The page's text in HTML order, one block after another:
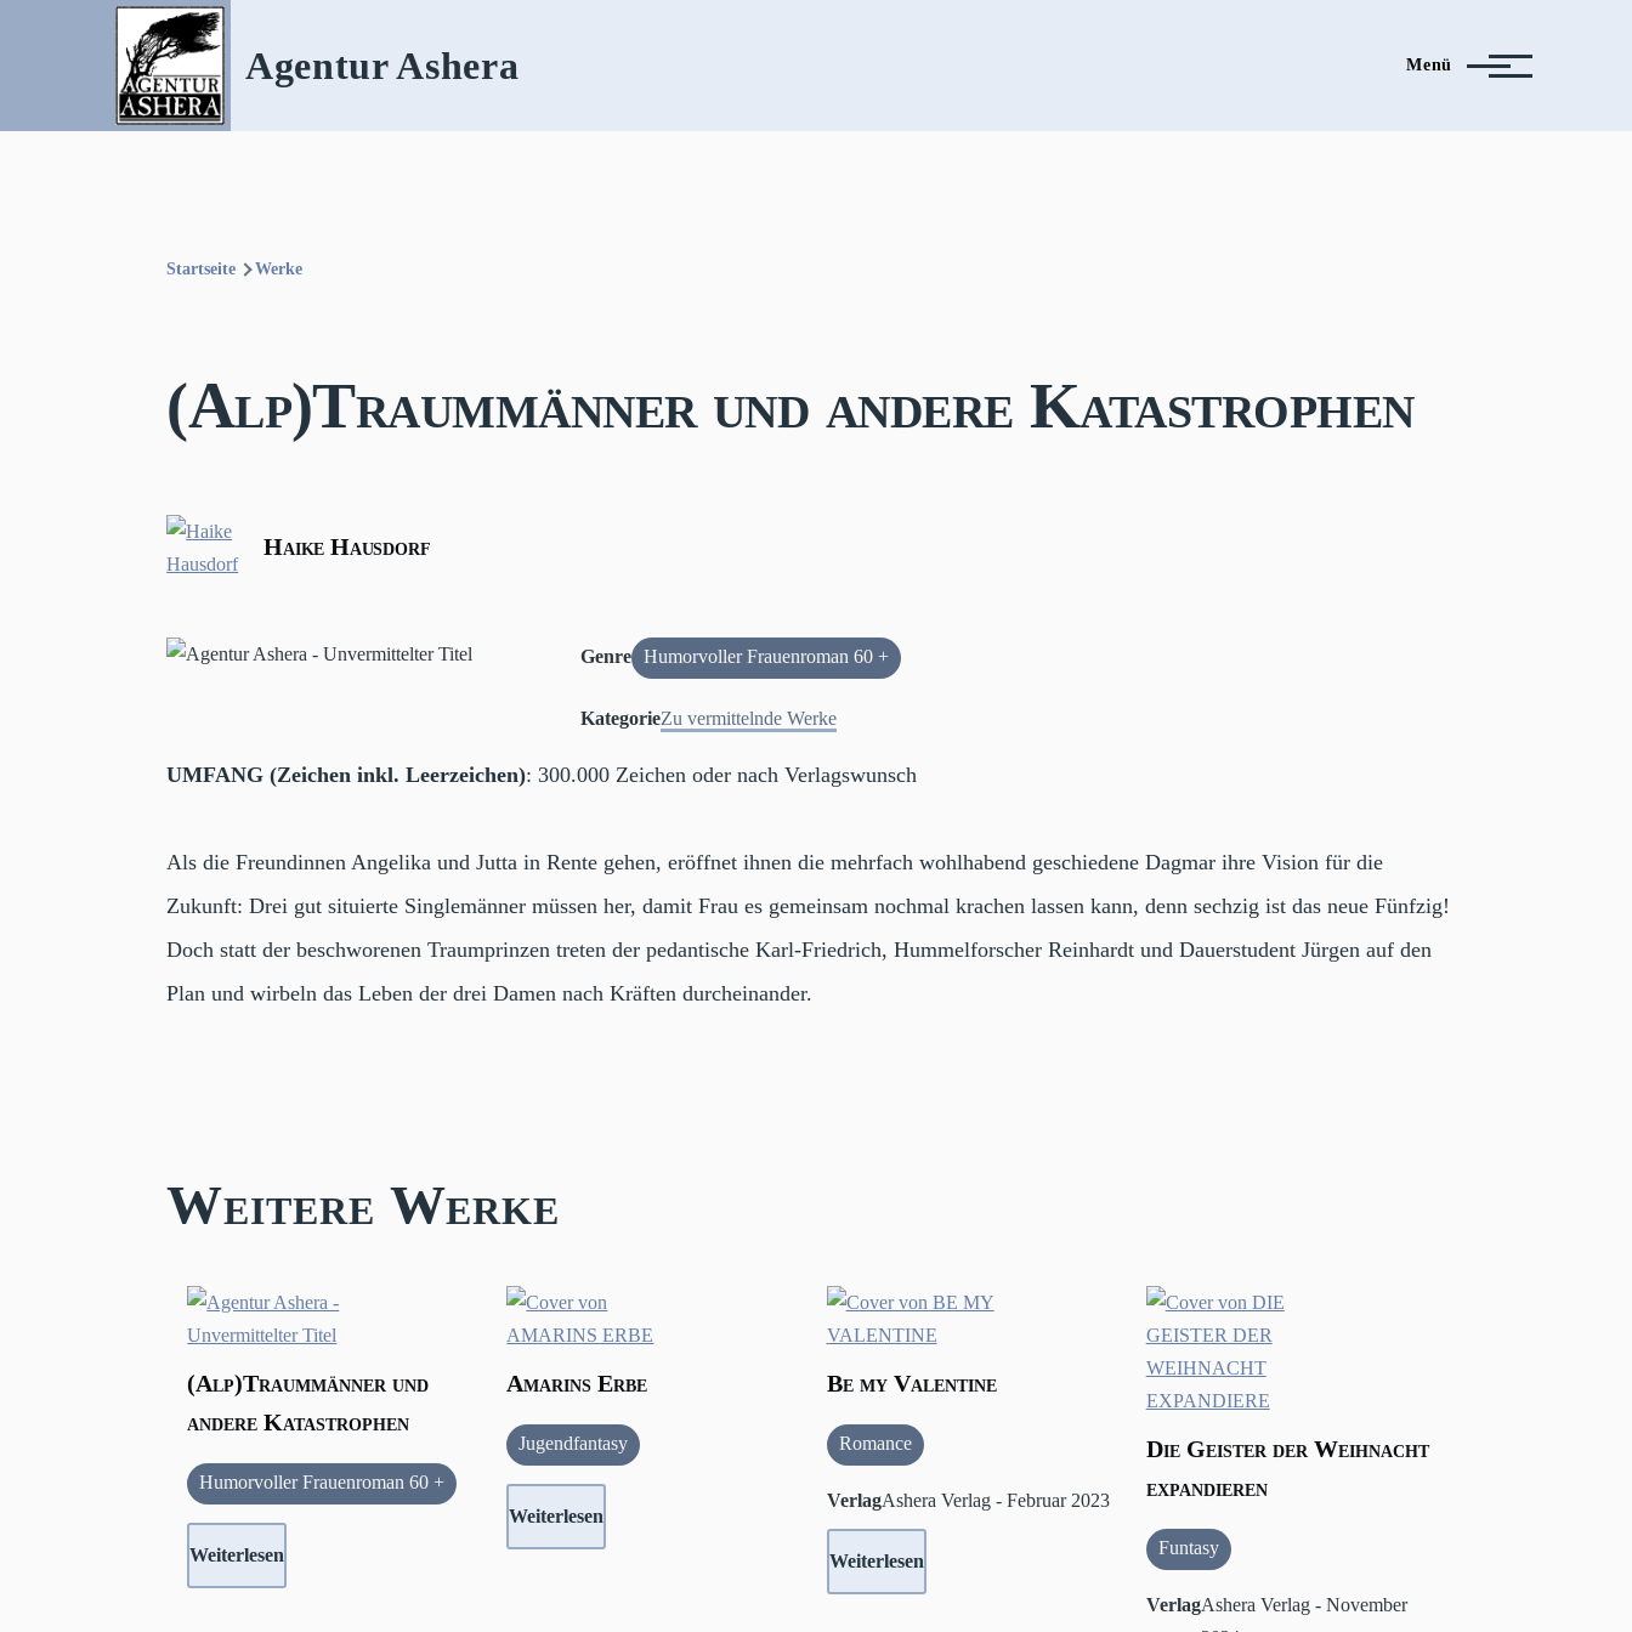
Direkt zum Inhalt
Agentur Ashera Menü
Startseite Werke
(Alp)Traummänner und andere Katastrophen
Haike Hausdorf
Genre Humorvoller Frauenroman 60 +
KategorieZu vermittelnde Werke
UMFANG (Zeichen inkl. Leerzeichen): 300.000 Zeichen oder nach Verlagswunsch
Als die Freundinnen Angelika und Jutta in Rente gehen, eröffnet ihnen die mehrfach wohlhabend geschiedene Dagmar ihre Vision für die
Zukunft: Drei gut situierte Singlemänner müssen her, damit Frau es gemeinsam nochmal krachen lassen kann, denn sechzig ist das neue Fünfzig!
Doch statt der beschworenen Traumprinzen treten der pedantische Karl-Friedrich, Hummelforscher Reinhardt und Dauerstudent Jürgen auf den
Plan und wirbeln das Leben der drei Damen nach Kräften durcheinander.
Weitere Werke
(Alp)Traummänner und
andere Katastrophen
Humorvoller Frauenroman 60 +
Weiterlesen
Amarins Erbe
Jugendfantasy
Weiterlesen
Be my Valentine
Romance
VerlagAshera Verlag - Februar 2023
Weiterlesen
Die Geister der Weihnacht
expandieren
Funtasy
VerlagAshera Verlag - November